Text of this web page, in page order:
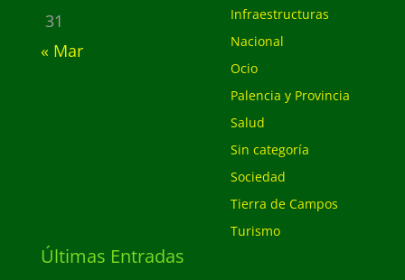
31
« Mar
Infraestructuras
Nacional
Ocio
Palencia y Provincia
Salud
Sin categoría
Sociedad
Tierra de Campos
Turismo
Últimas Entradas